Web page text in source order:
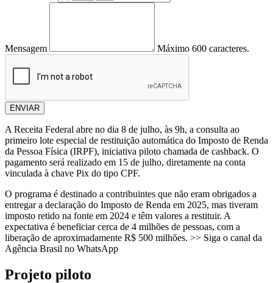
Mensagem Máximo 600 caracteres.
ENVIAR
A Receita Federal abre no dia 8 de julho, às 9h, a consulta ao
primeiro lote especial de restituição automática do Imposto de Renda
da Pessoa Física (IRPF), iniciativa piloto chamada de cashback. O
pagamento será realizado em 15 de julho, diretamente na conta
vinculada à chave Pix do tipo CPF.
O programa é destinado a contribuintes que não eram obrigados a
entregar a declaração do Imposto de Renda em 2025, mas tiveram
imposto retido na fonte em 2024 e têm valores a restituir. A
expectativa é beneficiar cerca de 4 milhões de pessoas, com a
liberação de aproximadamente R$ 500 milhões. >> Siga o canal da
Agência Brasil no WhatsApp
Projeto piloto